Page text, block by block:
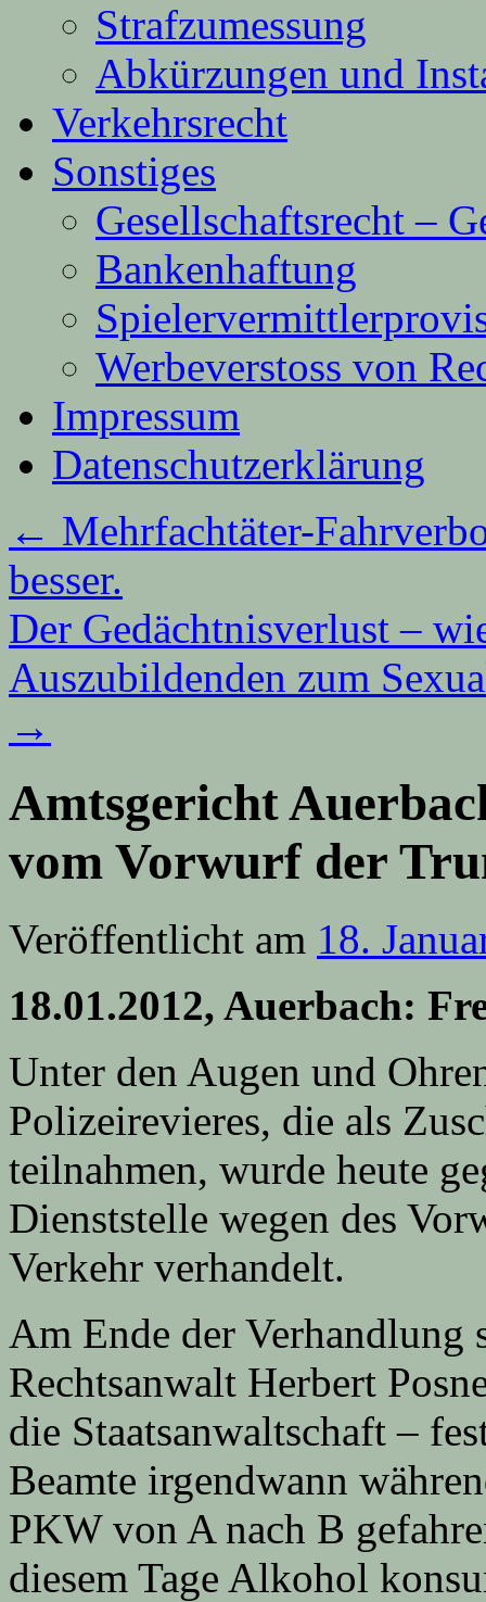
Strafzumessung
Abkürzungen und
Verkehrsrecht
Sonstiges
Gesellschaftsrecht –
Bankenhaftung
Werbeverstoss von
Impressum
Datenschutzerklärung
← Mehrfachtäter-
besser.
Der Gedächtnisverlust –
Auszubildenden zum
→
Amtsgericht
vom Vorwurf der
Veröffentlicht am 18.
18.01.2012, Auerbach:
Unter den Augen und
Polizeirevieres, die als
teilnahmen, wurde heute
Dienststelle wegen des
Verkehr verhandelt.
Am Ende der Verhandlung
Rechtsanwalt Herbert
die Staatsanwaltschaft –
Beamte irgendwann
PKW von A nach B
diesem Tage Alkohol